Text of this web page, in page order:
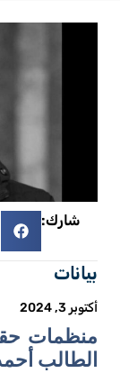
شارك:
بيانات
أكتوبر 3, 2024
منظمات
الطالب